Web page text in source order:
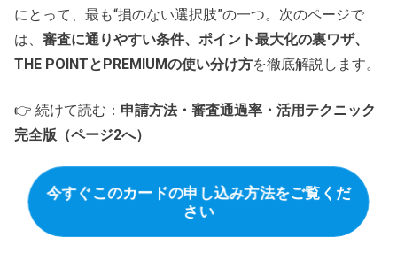
にとって、最も“損のない選択肢”の一つ。次のページで
は、 審査に通りやすい条件、ポイント最大化の裏ワザ、
THE POINTとPREMIUMの使い分け方を徹底解説します。
👉 続けて読む： 申請方法・審査通過率・活用テクニック
完全版（ページ2へ）
今すぐこのカードの申し込み方法をご覧くだ
さい